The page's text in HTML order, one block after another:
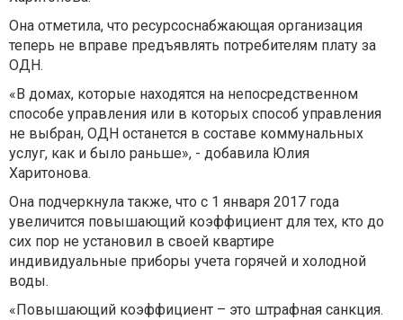
Она отметила, что ресурсоснабжающая организация
теперь не вправе предъявлять потребителям плату за
ОДН.
«В домах, которые находятся на непосредственном
способе управления или в которых способ управления
не выбран, ОДН останется в составе коммунальных
услуг, как и было раньше», - добавила Юлия
Харитонова.
Она подчеркнула также, что с 1 января 2017 года
увеличится повышающий коэффициент для тех, кто до
сих пор не установил в своей квартире
индивидуальные приборы учета горячей и холодной
воды.
«Повышающий коэффициент – это штрафная санкция.